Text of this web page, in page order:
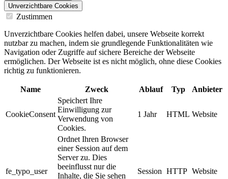
Unverzichtbare Cookies
Zustimmen
Unverzichtbare Cookies helfen dabei, unsere Webseite korrekt
nutzbar zu machen, indem sie grundlegende Funktionalitäten wie
Navigation oder Zugriffe auf sichere Bereiche der Webseite
ermöglichen. Der Webseite ist es nicht möglich, ohne diese Cookies
richtig zu funktionieren.
Name Zweck Ablauf Typ Anbieter
CookieConsent
Speichert Ihre
Einwilligung zur
Verwendung von
Cookies.
1 Jahr HTML Website
fe_typo_user
Ordnet Ihren Browser
einer Session auf dem
Server zu. Dies
beeinflusst nur die
Inhalte, die Sie sehen
Session HTTP Website